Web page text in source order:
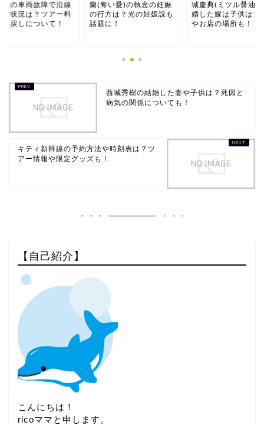
島の車両故障で沿線
延状況は？ツアー料
い戻しについて！
蘭(奪い愛)の執念の妊娠
の行方は？光の妊娠説も
話題に！
城慶典(ミツル醤油)
婚した嫁は子供は？
やお店の場所も！
西城秀樹の結婚した妻や子供は？死因と
病気の関係についても！
キティ新幹線の予約方法や時刻表は？ツ
アー情報や限定グッズも！
【自己紹介】
こんにちは！
ricoママと申します。